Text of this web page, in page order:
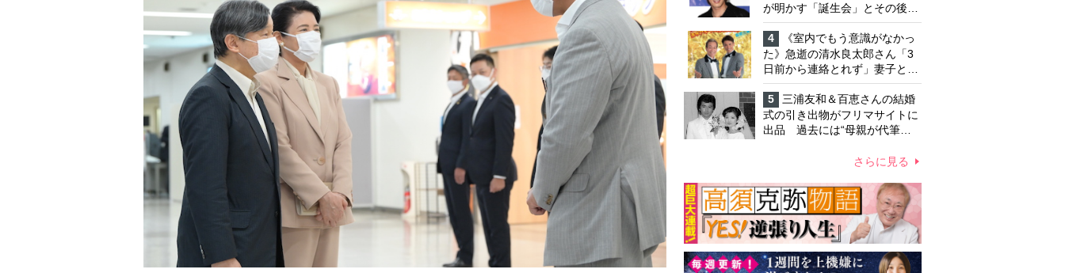
が明かす「誕生会」とその後の
メッセージ
4
《室内でもう意識がなかっ
た》急逝の清水良太郎さん「3
日前から連絡とれず」妻子とは
別居で孤独を感じていた
5
三浦友和＆百恵さんの結婚
式の引き出物がフリマサイトに
出品 過去には“母親が代筆し
ほどで売買 昭和スターグッズ
さらに見る